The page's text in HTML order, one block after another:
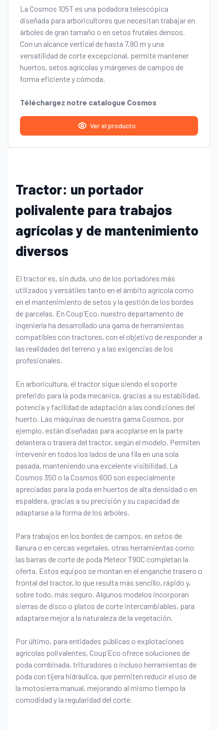
La Cosmos 105T es una podadora telescópica
diseñada para arboricultores que necesitan trabajar en
árboles de gran tamaño o en setos frutales densos.
Con un alcance vertical de hasta 7,90 m y una
versatilidad de corte excepcional, permite mantener
huertos, setos agrícolas y márgenes de campos de
forma eficiente y cómoda.
Téléchargez notre catalogue Cosmos
Ver el producto
Tractor: un portador
polivalente para trabajos
agrícolas y de mantenimiento
diversos
El tractor es, sin duda, uno de los portadores más
utilizados y versátiles tanto en el ámbito agrícola como
en el mantenimiento de setos y la gestión de los bordes
de parcelas. En Coup’Eco, nuestro departamento de
ingeniería ha desarrollado una gama de herramientas
compatibles con tractores, con el objetivo de responder a
las realidades del terreno y a las exigencias de los
profesionales.
En arboricultura, el tractor sigue siendo el soporte
preferido para la poda mecánica, gracias a su estabilidad,
potencia y facilidad de adaptación a las condiciones del
huerto. Las máquinas de nuestra gama Cosmos, por
ejemplo, están diseñadas para acoplarse en la parte
delantera o trasera del tractor, según el modelo. Permiten
intervenir en todos los lados de una fila en una sola
pasada, manteniendo una excelente visibilidad. La
Cosmos 350 o la Cosmos 600 son especialmente
apreciadas para la poda en huertos de alta densidad o en
espaldera, gracias a su precisión y su capacidad de
adaptarse a la forma de los árboles.
Para trabajos en los bordes de campos, en setos de
llanura o en cercas vegetales, otras herramientas como
las barras de corte de poda Meteor T90C completan la
oferta. Estos equipos se montan en el enganche trasero o
frontal del tractor, lo que resulta más sencillo, rápido y,
sobre todo, más seguro. Algunos modelos incorporan
sierras de disco o platos de corte intercambiables, para
adaptarse mejor a la naturaleza de la vegetación.
Por último, para entidades públicas o explotaciones
agrícolas polivalentes, Coup’Eco ofrece soluciones de
poda combinada, trituradores o incluso herramientas de
poda con tijera hidráulica, que permiten reducir el uso de
la motosierra manual, mejorando al mismo tiempo la
comodidad y la regularidad del corte.